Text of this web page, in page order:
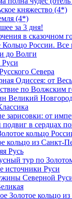
княжество (4*)
(4*)
за 3 дня!
в сказочном
Кольцо России. Все
до Волги
Руси
Севера
Одиссея: от
по Волжским
Великий
зарисовки: от
в сердцах
кольцо
кольцо из Санкт-
Русь
тур по
источники Руси
Северной
Золотое кольцо